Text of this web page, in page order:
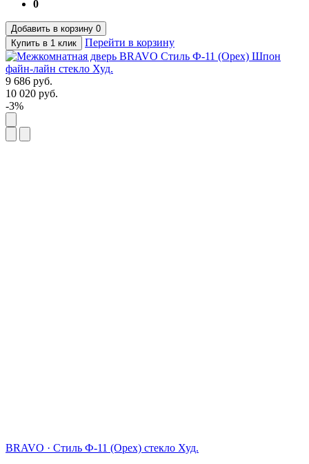
0
Добавить в корзину 0
Купить в 1 клик
Перейти в корзину
9 686 руб.
10 020 руб.
-3%
BRAVO · Стиль Ф-11 (Орех) стекло Худ.